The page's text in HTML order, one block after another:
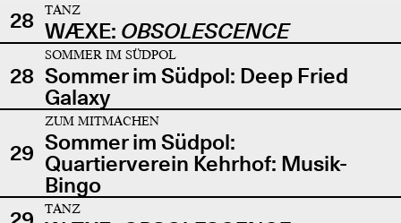
28
TANZ
WÆXE: OBSOLESCENCE
28
SOMMER IM SÜDPOL
Sommer im Südpol: Deep Fried
Galaxy
29
ZUM MITMACHEN
Sommer im Südpol:
Quartierverein Kehrhof: Musik-
Bingo
TANZ